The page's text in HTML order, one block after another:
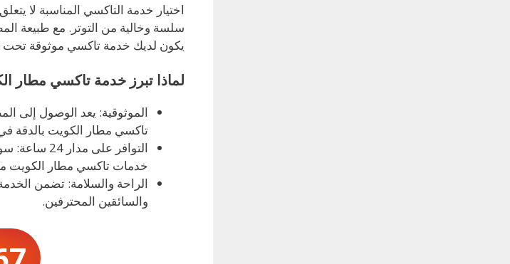
اختيار خدمة التاكسي المناسبة لا
سلسة وخالية من التوتر. مع طبيعة
يكون لديك خدمة تاكسي موثوقة
لماذا تبرز خدمة تاكسي مطار
الموثوقية: يعد الوصول إلى
تاكسي مطار الكويت بالدقة
التوافر
خدمات تاكسي مطار الكويت
الراحة والسلامة: تضمن
والسائقين المحترفين.